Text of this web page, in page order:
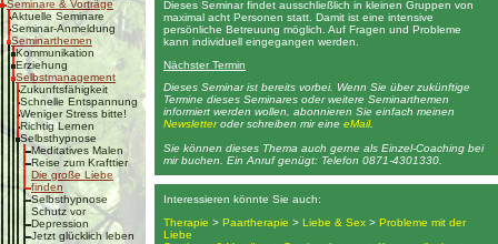
Seminare & Vorträge
Aktuelle Seminare
Seminar-Anmeldung
Seminarthemen
Kommunikation
Erziehung
Selbstmanagement
Zukunftsfähigkeit
Schnelle Entspannung
Weniger Stress bitte!
Richtig Lernen
Selbsthypnose
Meditatives Malen
Reise zum Krafttier
Die große Liebe
finden
Selbsthypnose
Schutz vor
Depression
Jetzt glücklich leben
Dieses Seminar findet ausschließlich in kleinen Gruppen von
maximal acht Personen statt. Damit ist eine intensive
persönliche Betreuung möglich. Auf Fragen und Probleme
kann individuell eingegangen werden.
Nächster Termin
Dieses Seminar ist bereits vorbei. Wenn Sie über zukünftige
Termine dieses Seminares oder weitere Seminarthemen
informiert werden wollen, abonnieren Sie einfach meinen
Newsletteroder schreiben mir eine eMail.
Sie können dieses Thema auch gerne als Einzel-Coaching bei
mir buchen. Ein Anruf genügt: Telefon 0871-4301330.
Interessieren könnte Sie auch:
Therapie > Paartherapie > Liebe & Sex > Probleme mit der
Liebe